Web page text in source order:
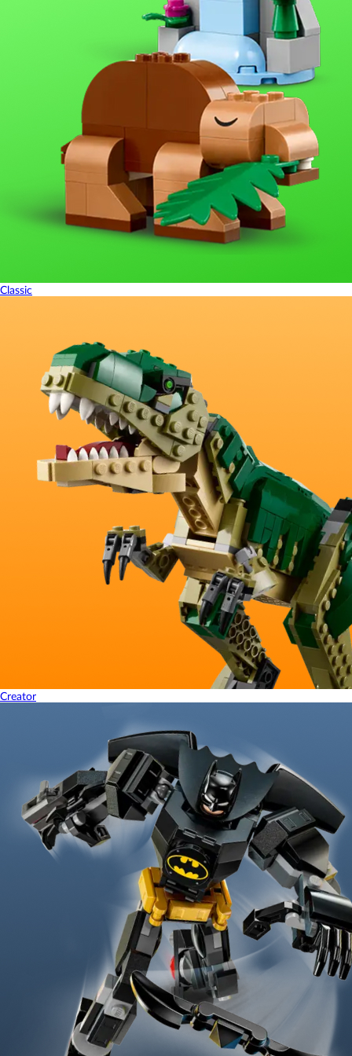
Classic
Creator